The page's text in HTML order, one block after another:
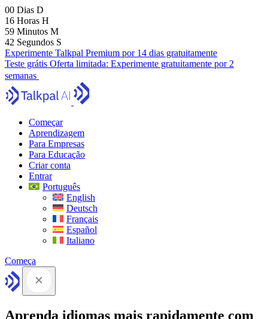
00 Dias D
16 Horas H
59 Minutos M
41 Segundos S
Experimente Talkpal Premium por 14 dias gratuitamente
Teste grátis Oferta limitada: Experimente gratuitamente por 2
semanas
Começar
Aprendizagem
Para Empresas
Para Educação
Criar conta
Entrar
Português
English
Deutsch
Français
Español
Italiano
Começa
Aprenda idiomas mais rapidamente com